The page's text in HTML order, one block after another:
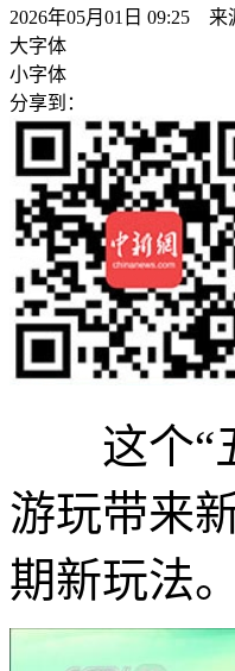
2026年05月01日 09:25
大字体
小字体
分享到：
这个“五
游玩带来
期新玩法。